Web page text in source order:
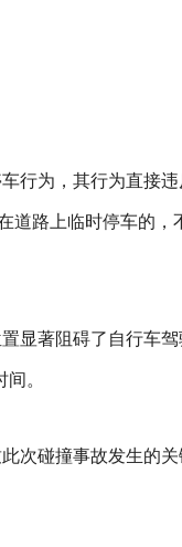
行为，其行为直接
道路上临时停车的
显著阻碍了自行车
。
次碰撞事故发生的